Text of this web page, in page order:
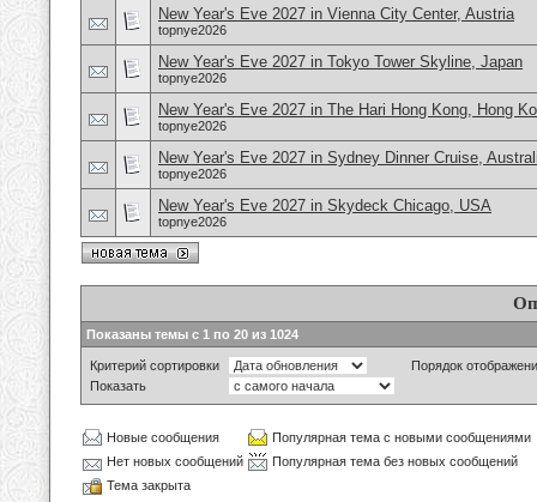
New Year's Eve 2027 in Vienna City Center, Austria
topnye2026
New Year's Eve 2027 in Tokyo Tower Skyline, Japan
topnye2026
New Year's Eve 2027 in The Hari Hong Kong, Hong
topnye2026
New Year's Eve 2027 in Sydney Dinner Cruise,
topnye2026
New Year's Eve 2027 in Skydeck Chicago, USA
topnye2026
Показаны темы с 1 по 20 из 1024
Критерий сортировки
Порядок
Показать
Новые сообщения
Популярная тема с новыми сообщениями
Нет новых сообщений
Популярная тема без новых сообщений
Тема закрыта